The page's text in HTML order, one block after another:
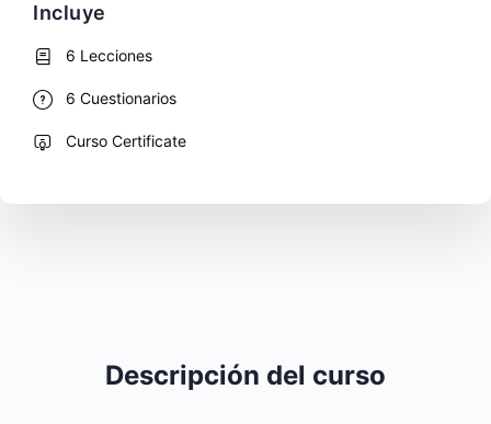
Descripción del curso
Incluye
6 Lecciones
6 Cuestionarios
Curso Certificate